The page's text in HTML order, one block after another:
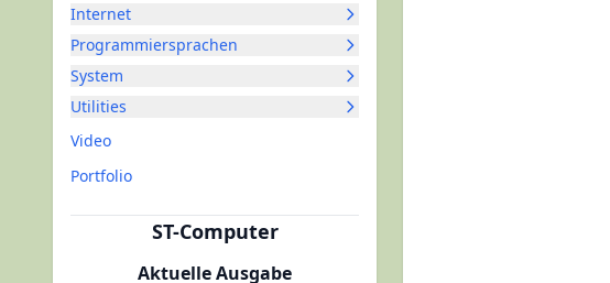
Internet
Programmiersprachen
System
Utilities
Video
Portfolio
ST-Computer
Aktuelle Ausgabe